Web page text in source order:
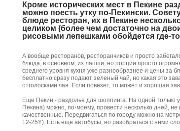
Кроме исторических мест в Пекине
можно поесть утку по-Пекински.
блюде ресторан, их в Пекине
целиком (более чем достаточно на
рисовыми лепешками обойдется где-то
А вообще ресторанов, ресторанчиков и просто
блюда, в основном, из лапши, но порции просто
среднего уровня кухня уже разнообразнее и цены за
бесплатно сразу подают зеленый чай, но какая это
отголосками чая. Если повезет, то может и хорошая
Еще Пекин - раздолье для шоппинга. На одной только
Пекина) можно, по-моему, провести несколько дней,
качественные. Передвигаться по городу можно на
12-25Y). Есть еще автобусы, но разобраться с ними